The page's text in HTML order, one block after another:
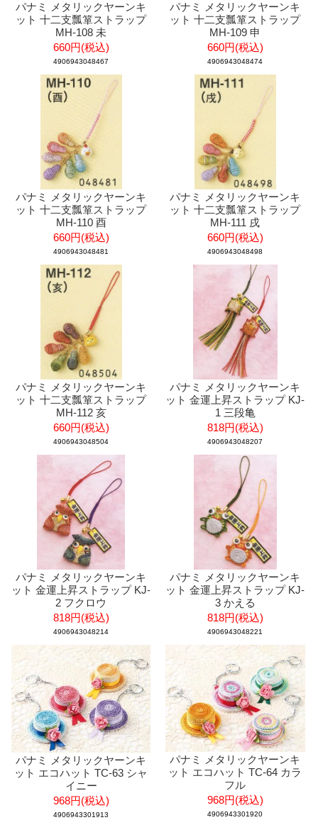
パナミ メタリックヤーンキ
ット 十二支瓢箪ストラップ
MH-108 未
660円(税込)
4906943048467
パナミ メタリックヤーンキ
ット 十二支瓢箪ストラップ
MH-109 申
660円(税込)
4906943048474
パナミ メタリックヤーンキ
ット 十二支瓢箪ストラップ
MH-110 酉
660円(税込)
4906943048481
パナミ メタリックヤーンキ
ット 十二支瓢箪ストラップ
MH-111 戌
660円(税込)
4906943048498
パナミ メタリックヤーンキ
ット 十二支瓢箪ストラップ
MH-112 亥
660円(税込)
4906943048504
パナミ メタリックヤーンキ
ット 金運上昇ストラップ KJ-
1 三段亀
818円(税込)
4906943048207
パナミ メタリックヤーンキ
ット 金運上昇ストラップ KJ-
2 フクロウ
818円(税込)
4906943048214
パナミ メタリックヤーンキ
ット 金運上昇ストラップ KJ-
3 かえる
818円(税込)
4906943048221
パナミ メタリックヤーンキ
ット エコハット TC-63 シャ
イニー
968円(税込)
4906943301913
パナミ メタリックヤーンキ
ット エコハット TC-64 カラ
フル
968円(税込)
4906943301920